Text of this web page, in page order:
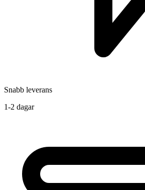
Snabb leverans
1-2 dagar